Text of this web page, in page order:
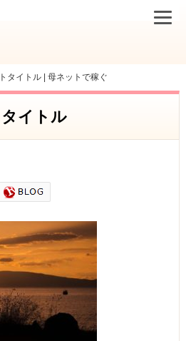
タイトル | 母ネットで稼ぐ
イトル